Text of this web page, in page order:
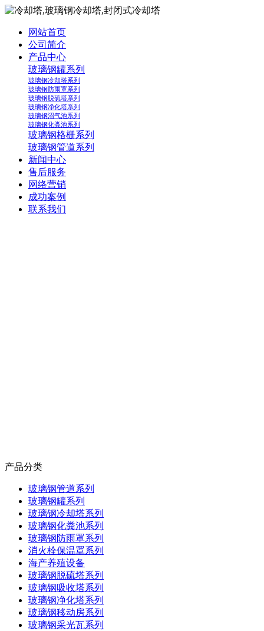
网站首页
公司简介
产品中心
玻璃钢罐系列
玻璃钢冷却塔系列
玻璃钢防雨罩系列
玻璃钢脱硫塔系列
玻璃钢净化塔系列
玻璃钢沼气池系列
玻璃钢化粪池系列
玻璃钢格栅系列
玻璃钢管道系列
新闻中心
售后服务
网络营销
成功案例
联系我们
产品分类
玻璃钢管道系列
玻璃钢罐系列
玻璃钢冷却塔系列
玻璃钢化粪池系列
玻璃钢防雨罩系列
消火栓保温罩系列
海产养殖设备
玻璃钢脱硫塔系列
玻璃钢吸收塔系列
玻璃钢净化塔系列
玻璃钢移动房系列
玻璃钢采光瓦系列